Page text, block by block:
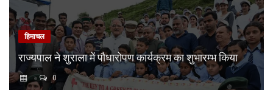
हिमाचल
राज्यपाल ने शुराला में पौधारोपण कार्यक्रम का शुभारम्भ किया
0